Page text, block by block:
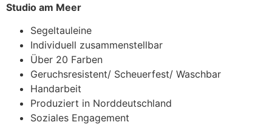
Studio am Meer
Segeltauleine
Individuell zusammenstellbar
Über 20 Farben
Geruchsresistent/ Scheuerfest/ Waschbar
Handarbeit
Produziert in Norddeutschland
Soziales Engagement